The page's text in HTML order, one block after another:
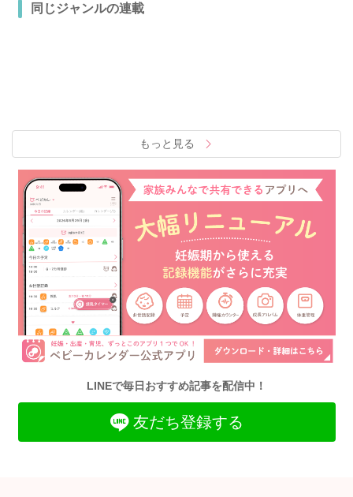
同じジャンルの連載
もっと見る
LINEで毎日おすすめ記事を配信中！
友だち登録する